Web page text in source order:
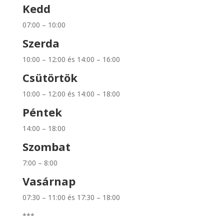
Kedd
07:00 – 10:00
Szerda
10:00 – 12:00 és 14:00 – 16:00
Csütörtök
10:00 – 12:00 és 14:00 – 18:00
Péntek
14:00 – 18:00
Szombat
7:00 – 8:00
Vasárnap
07:30 – 11:00 és 17:30 – 18:00